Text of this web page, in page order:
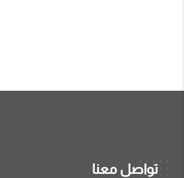
تواصل معنا